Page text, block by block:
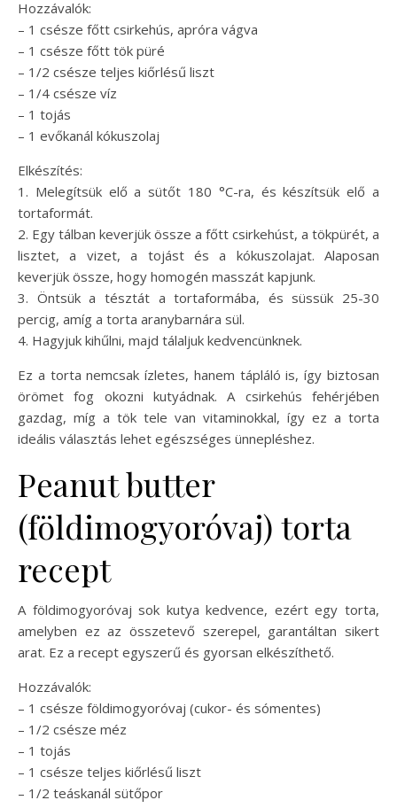
Hozzávalók:
– 1 csésze főtt csirkehús, apróra vágva
– 1 csésze főtt tök püré
– 1/2 csésze teljes kiőrlésű liszt
– 1/4 csésze víz
– 1 tojás
– 1 evőkanál kókuszolaj
Elkészítés:
1. Melegítsük elő a sütőt 180 °C-ra, és készítsük elő a
tortaformát.
2. Egy tálban keverjük össze a főtt csirkehúst, a tökpürét, a
lisztet, a vizet, a tojást és a kókuszolajat. Alaposan
keverjük össze, hogy homogén masszát kapjunk.
3. Öntsük a tésztát a tortaformába, és süssük 25-30
percig, amíg a torta aranybarnára sül.
4. Hagyjuk kihűlni, majd tálaljuk kedvencünknek.
Ez a torta nemcsak ízletes, hanem tápláló is, így biztosan
örömet fog okozni kutyádnak. A csirkehús fehérjében
gazdag, míg a tök tele van vitaminokkal, így ez a torta
ideális választás lehet egészséges ünnepléshez.
Peanut butter
(földimogyoróvaj) torta
recept
A földimogyoróvaj sok kutya kedvence, ezért egy torta,
amelyben ez az összetevő szerepel, garantáltan sikert
arat. Ez a recept egyszerű és gyorsan elkészíthető.
Hozzávalók:
– 1 csésze földimogyoróvaj (cukor- és sómentes)
– 1/2 csésze méz
– 1 tojás
– 1 csésze teljes kiőrlésű liszt
– 1/2 teáskanál sütőpor